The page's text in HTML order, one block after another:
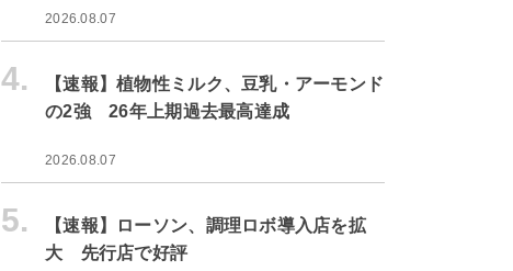
2026.08.07
4.
【速報】植物性ミルク、豆乳・アーモンド
の2強 26年上期過去最高達成
2026.08.07
5.
【速報】ローソン、調理ロボ導入店を拡
大 先行店で好評